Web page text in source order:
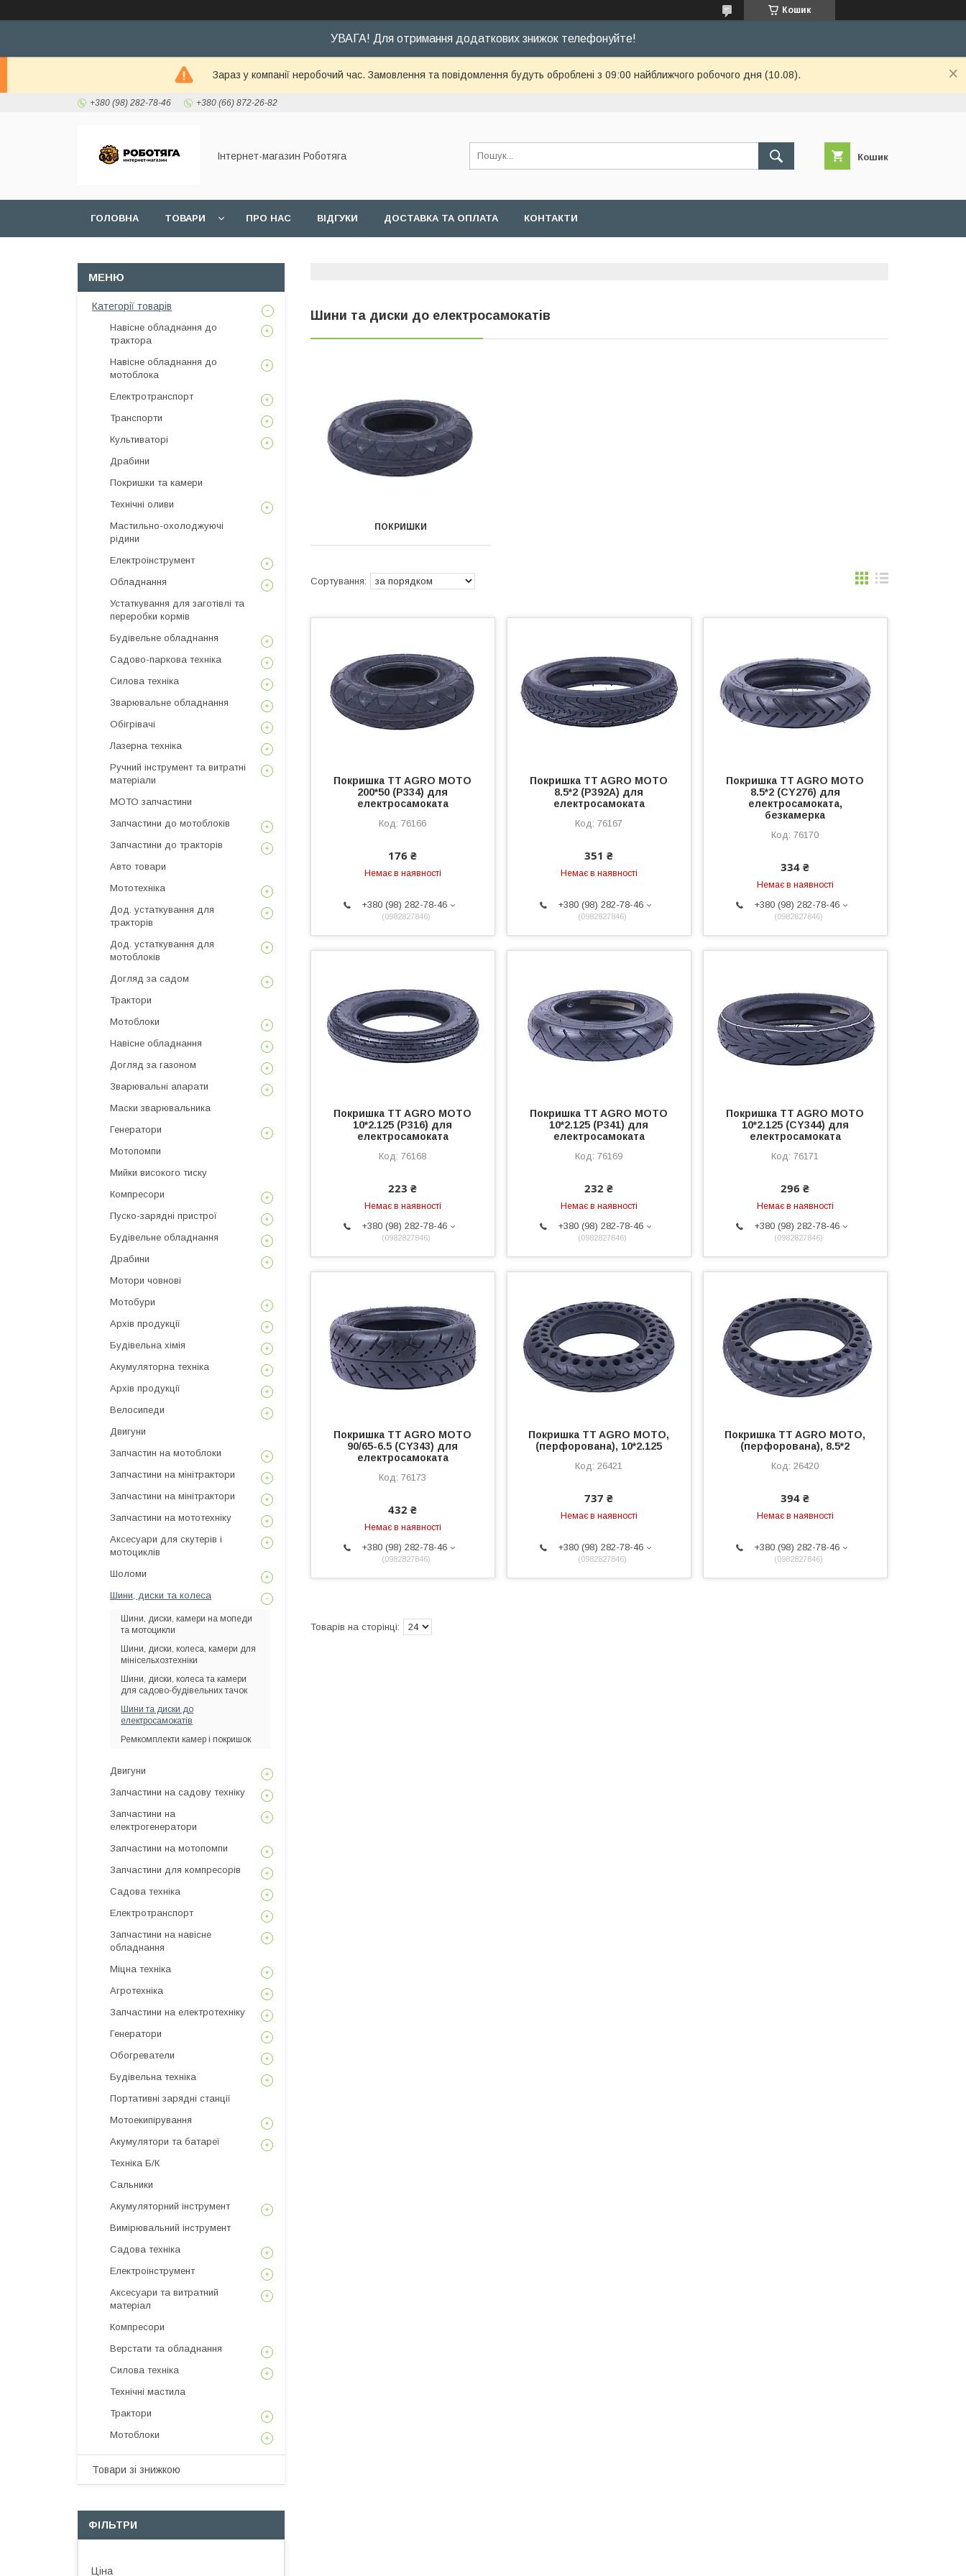
Кошик
УВАГА! Для отримання додаткових знижок телефонуйте!
Зараз у компанії неробочий час. Замовлення та повідомлення будуть оброблені з 09:00 найближчого робочого дня (10.08).
+380 (98) 282-78-46 +380 (66) 872-26-82
Інтернет-магазин Роботяга Кошик
ГОЛОВНА ТОВАРИ ПРО НАС ВІДГУКИ ДОСТАВКА ТА ОПЛАТА КОНТАКТИ
Шини та диски до електросамокатів
ПОКРИШКИ
Покришка TT AGRO MOTO
200*50 (Р334) для
електросамоката
76166
176 ₴
Немає в наявності
+380 (98) 282-78-46
0982827846
Покришка TT AGRO MOTO
8.5*2 (P392A) для
електросамоката
76167
351 ₴
Немає в наявності
+380 (98) 282-78-46
0982827846
Покришка TT AGRO MOTO
8.5*2 (CY276) для
електросамоката,
безкамерка
76170
334 ₴
Немає в наявності
+380 (98) 282-78-46
0982827846
Покришка TT AGRO MOTO
10*2.125 (P316) для
електросамоката
76168
223 ₴
Немає в наявності
+380 (98) 282-78-46
0982827846
Покришка TT AGRO MOTO
10*2.125 (P341) для
електросамоката
76169
232 ₴
Немає в наявності
+380 (98) 282-78-46
0982827846
Покришка TT AGRO MOTO
10*2.125 (CY344) для
електросамоката
76171
296 ₴
Немає в наявності
+380 (98) 282-78-46
0982827846
Покришка TT AGRO MOTO
90/65-6.5 (CY343) для
електросамоката
76173
432 ₴
Немає в наявності
+380 (98) 282-78-46
0982827846
Покришка TT AGRO MOTO,
(перфорована), 10*2.125
26421
737 ₴
Немає в наявності
+380 (98) 282-78-46
0982827846
Покришка TT AGRO MOTO,
(перфорована), 8.5*2
26420
394 ₴
Немає в наявності
+380 (98) 282-78-46
0982827846
Категорії товарів
Навісне обладнання до
трактора
Навісне обладнання до
мотоблока
Електротранспорт
Транспорти
Культиваторі
Драбини
Покришки та камери
Технічні оливи
Мастильно-охолоджуючі
рідини
Електроінструмент
Обладнання
Устаткування для заготівлі та
переробки кормів
Будівельне обладнання
Садово-паркова техніка
Силова техніка
Зварювальне обладнання
Обігрівачі
Лазерна техніка
Ручний інструмент та витратні
матеріали
МОТО запчастини
Запчастини до мотоблоків
Запчастини до тракторів
Авто товари
Мототехніка
Дод. устаткування для
тракторів
Дод. устаткування для
мотоблоків
Догляд за садом
Трактори
Мотоблоки
Навісне обладнання
Догляд за газоном
Зварювальні апарати
Маски зварювальника
Генератори
Мотопомпи
Мийки високого тиску
Компресори
Пуско-зарядні пристрої
Будівельне обладнання
Драбини
Мотори човнові
Мотобури
Архів продукції
Будівельна хімія
Акумуляторна техніка
Архів продукції
Велосипеди
Двигуни
Запчастин на мотоблоки
Запчастини на мінітрактори
Запчастини на мінітрактори
Запчастини на мототехніку
Аксесуари для скутерів і
мотоциклів
Шоломи
Шини, диски та колеса
Шини, диски, камери на мопеди
та мотоцикли
Шини, диски, колеса, камери для
мінісельхозтехніки
Шини, диски, колеса та камери
для садово-будівельних тачок
Шини та диски до
електросамокатів
Ремкомплекти камер і покришок
Двигуни
Запчастини на садову техніку
Запчастини на
електрогенератори
Запчастини на мотопомпи
Запчастини для компресорів
Садова техніка
Електротранспорт
Запчастини на навісне
обладнання
Міцна техніка
Агротехніка
Запчастини на електротехніку
Генератори
Обогреватели
Будівельна техніка
Портативні зарядні станції
Мотоекипірування
Акумулятори та батареї
Техніка Б/К
Сальники
Акумуляторний інструмент
Вимірювальний інструмент
Садова техніка
Електроінструмент
Аксесуари та витратний
матеріал
Компресори
Верстати та обладнання
Силова техніка
Технічні мастила
Трактори
Мотоблоки
Товари зі знижкою
ФІЛЬТРИ
Ціна